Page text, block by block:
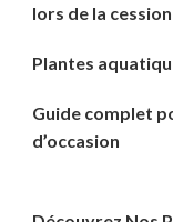
lors de la
Plantes
Guide complet
d’occasion